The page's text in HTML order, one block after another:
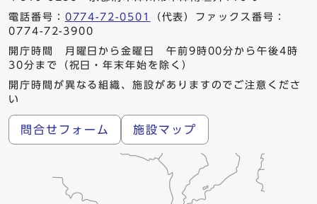
電話番号： 0774-72-0501
（代表）ファックス番号：
0774-72-3900
開庁時間 月曜日から金曜日 午前9時00分から午後4時
30分まで（祝日・年末年始を除く）
開庁時間が異なる組織、施設がありますのでご注意くださ
い
問合せフォーム 施設マップ